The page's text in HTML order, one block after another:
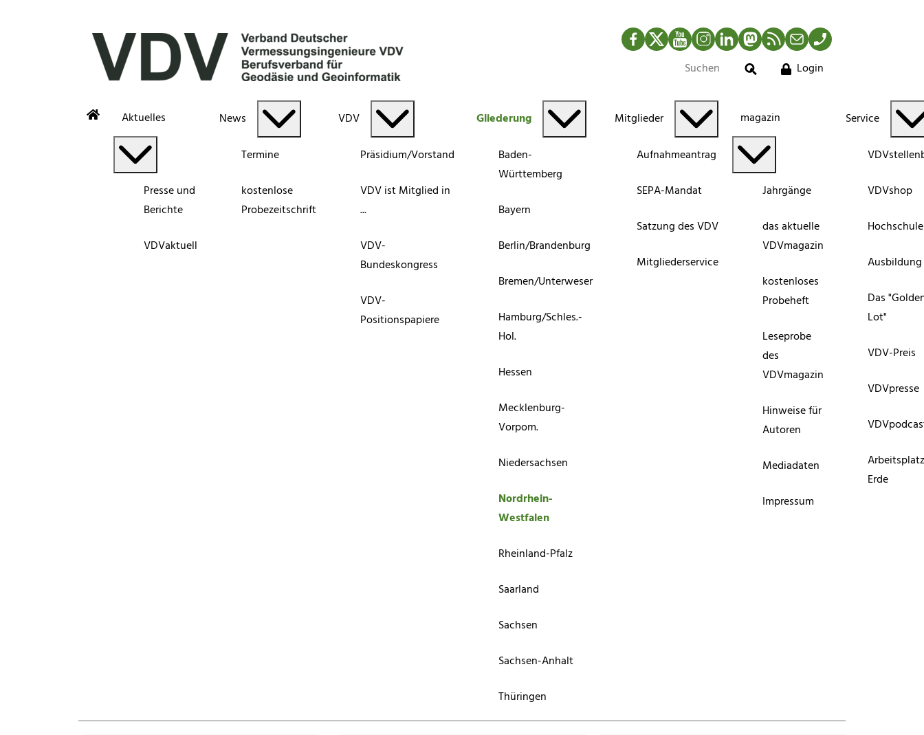
Facebook
TwitterYouTubeInstagram
LinkedInMastodonRSS-Newsfeed
MailTelefon
Suche
Login
Aktuelles
Presse und
Berichte
VDVaktuell
News
Termine
kostenlose
Probezeitschrift
VDV
Präsidium/Vorstand
VDV ist Mitglied in
...
VDV-
Bundeskongress
VDV-
Positionspapiere
Gliederung
Baden-
Württemberg
Bayern
Berlin/Brandenburg
Bremen/Unterweser
Hamburg/Schles.-
Hol.
Hessen
Mecklenburg-
Vorpom.
Niedersachsen
Nordrhein-
Westfalen
Rheinland-Pfalz
Saarland
Sachsen
Sachsen-Anhalt
Thüringen
Mitglieder
Aufnahmeantrag
SEPA-Mandat
Satzung des VDV
Mitgliederservice
magazin
Jahrgänge
das aktuelle
VDVmagazin
kostenloses
Probeheft
Leseprobe
des
VDVmagazin
Hinweise für
Autoren
Mediadaten
Impressum
Service
VDVshop
Ausbildung
Das
Lot"
VDV-Preis
VDVpresse
Erde